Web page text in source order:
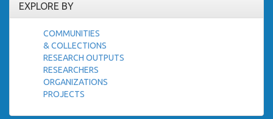
EXPLORE BY
COMMUNITIES
& COLLECTIONS
RESEARCH OUTPUTS
RESEARCHERS
ORGANIZATIONS
PROJECTS